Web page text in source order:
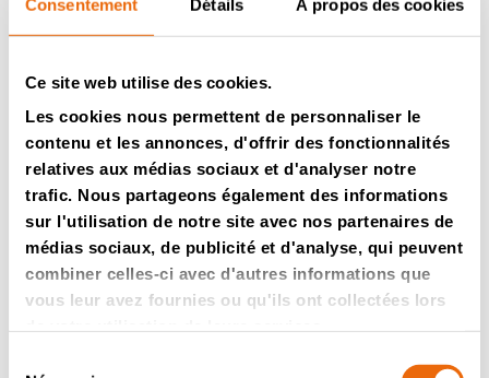
Consentement Détails À propos des cookies
Ce site web utilise des cookies.
Les cookies nous permettent de personnaliser le
contenu et les annonces, d'offrir des fonctionnalités
relatives aux médias sociaux et d'analyser notre
trafic. Nous partageons également des informations
sur l'utilisation de notre site avec nos partenaires de
médias sociaux, de publicité et d'analyse, qui peuvent
combiner celles-ci avec d'autres informations que
vous leur avez fournies ou qu'ils ont collectées lors
opérations et une réduction des temps
Données techniques
Caractéristiques spéciales
Photos